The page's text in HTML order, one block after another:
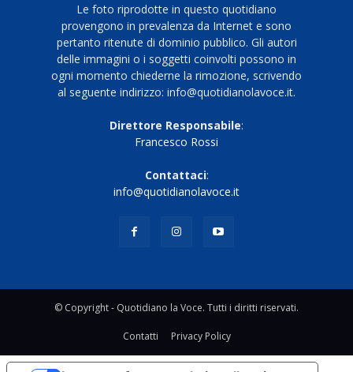
Le foto riprodotte in questo quotidiano
provengono in prevalenza da Internet e sono
pertanto ritenute di dominio pubblico. Gli autori
delle immagini o i soggetti coinvolti possono in
ogni momento chiederne la rimozione, scrivendo
al seguente indirizzo: info@quotidianolavoce.it.
Direttore Responsabile:
Francesco Rossi
Contattaci:
info@quotidianolavoce.it
© Copyright - Quotidiano la Voce. Tutti i diritti riservati.
Contatti Privacy Policy